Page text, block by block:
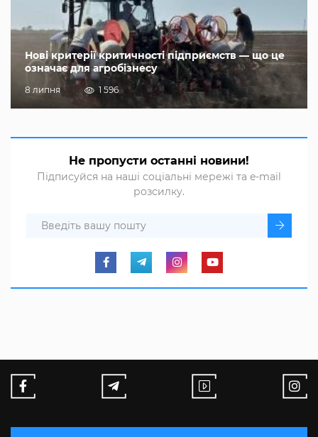
Нові критерії критичності підприємств — що це
означає для агробізнесу
8 липня 1 596
Не пропусти останні новини!
Підписуйся на наші соціальні мережі та e-mail
розсилку.